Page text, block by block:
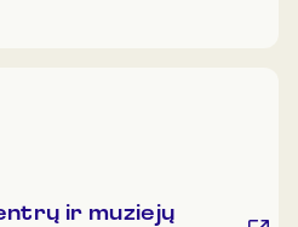
ir muziejų